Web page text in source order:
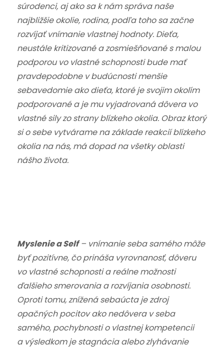
súrodenci, aj ako sa k nám správa naše
najbližšie okolie, rodina, podľa toho sa začne
rozvíjať vnímanie vlastnej hodnoty. Dieťa,
neustále kritizované a zosmiešňované s malou
podporou vo vlastné schopnosti bude mať
pravdepodobne v budúcnosti menšie
sebavedomie ako dieťa, ktoré je svojim okolím
podporované a je mu vyjadrovaná dôvera vo
vlastné sily zo strany blízkeho okolia. Obraz ktorý
si o sebe vytvárame na základe reakcií blízkeho
okolia na nás, má dopad na všetky oblasti
nášho života.
Myslenie a Self– vnímanie seba samého môže
byť pozitívne, čo prináša vyrovnanosť, dôveru
vo vlastné schopnosti a reálne možnosti
ďalšieho smerovania a rozvíjania osobnosti.
Oproti tomu, znížená sebaúcta je zdroj
opačných pocitov ako nedôvera v seba
samého, pochybnosti o vlastnej kompetencii
a výsledkom je stagnácia alebo zlyhávanie